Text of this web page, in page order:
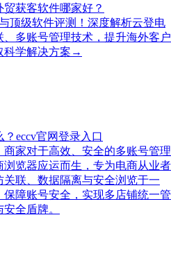
获客软件哪家好？
顶级软件评测！深度解析云登电
多账号管理技术，提升海外客户
科学解决方案→
eccv官网登录入口
家对于高效、安全的多账号管理
览器应运而生，专为电商从业者
联、数据隔离与安全浏览于一
障账号安全，实现多店铺统一管
全盾牌。